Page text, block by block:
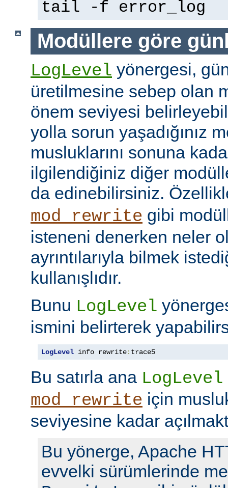
tail -f error_log
Modüllere göre
LogLevel yönergesi,
üretilmesine sebep olan
önem seviyesi
yolla sorun yaşadığınız
musluklarını sonuna
ilgilendiğiniz diğer
da edinebilirsiniz.
mod_rewrite gibi
isteneni denerken neler
ayrıntılarıyla bilmek
kullanışlıdır.
Bunu LogLevel
ismini belirterek
LogLevel info rewrite: trace5
Bu satırla ana LogLevel
mod_rewrite için
seviyesine kadar
Bu yönerge, Apache
evvelki sürümlerinde